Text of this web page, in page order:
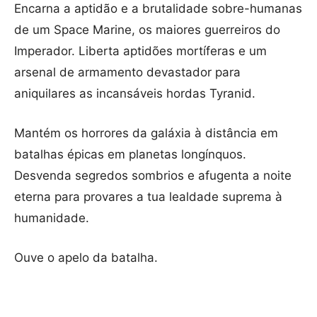
Encarna a aptidão e a brutalidade sobre-humanas
de um Space Marine, os maiores guerreiros do
Imperador. Liberta aptidões mortíferas e um
arsenal de armamento devastador para
aniquilares as incansáveis hordas Tyranid.
Mantém os horrores da galáxia à distância em
batalhas épicas em planetas longínquos.
Desvenda segredos sombrios e afugenta a noite
eterna para provares a tua lealdade suprema à
humanidade.
Ouve o apelo da batalha.